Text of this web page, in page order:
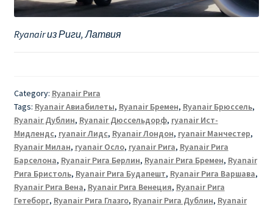
Ryanair из Риги, Латвия
Category: Ryanair Рига
Tags: Ryanair Авиабилеты, Ryanair Бремен, Ryanair Брюссель,
Ryanair Дублин, Ryanair Дюссельдорф, ryanair Ист-
Мидлендс, ryanair Лидс, Ryanair Лондон, ryanair Манчестер,
Ryanair Милан, ryanair Осло, ryanair Рига, Ryanair Рига
Барселона, Ryanair Рига Берлин, Ryanair Рига Бремен, Ryanair
Рига Бристоль, Ryanair Рига Будапешт, Ryanair Рига Варшава,
Ryanair Рига Вена, Ryanair Рига Венеция, Ryanair Рига
Гетеборг, Ryanair Рига Глазго, Ryanair Рига Дублин, Ryanair